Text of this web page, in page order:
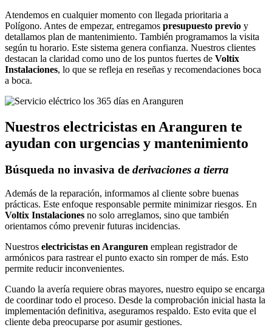
Atendemos en cualquier momento con llegada prioritaria a
Polígono. Antes de empezar, entregamos presupuesto previo y
detallamos plan de mantenimiento. También programamos la visita
según tu horario. Este sistema genera confianza. Nuestros clientes
destacan la claridad como uno de los puntos fuertes de Voltix
Instalaciones, lo que se refleja en reseñas y recomendaciones boca
a boca.
Nuestros electricistas en Aranguren te
ayudan con urgencias y mantenimiento
Búsqueda no invasiva de derivaciones a tierra
Además de la reparación, informamos al cliente sobre buenas
prácticas. Este enfoque responsable permite minimizar riesgos. En
Voltix Instalaciones no solo arreglamos, sino que también
orientamos cómo prevenir futuras incidencias.
Nuestros electricistas en Aranguren emplean registrador de
armónicos para rastrear el punto exacto sin romper de más. Esto
permite reducir inconvenientes.
Cuando la avería requiere obras mayores, nuestro equipo se encarga
de coordinar todo el proceso. Desde la comprobación inicial hasta la
implementación definitiva, aseguramos respaldo. Esto evita que el
cliente deba preocuparse por asumir gestiones.